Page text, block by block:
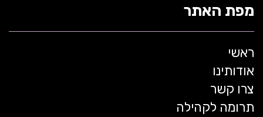
מפת האתר
ראשי
אודותינו
צרו קשר
תרומה לקהילה